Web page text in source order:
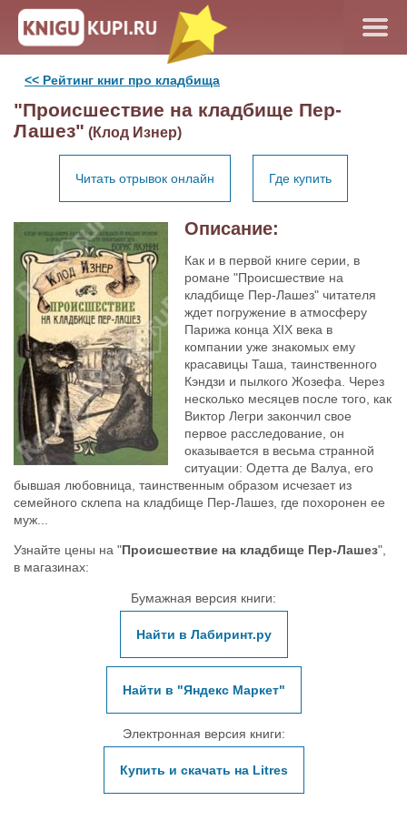
<< Рейтинг книг про кладбища
"Происшествие на кладбище Пер-
Лашез" (Клод Изнер)
Читать отрывок онлайн Где купить
Описание:
Как и в первой книге серии, в
романе "Происшествие на
кладбище Пер-Лашез" читателя
ждет погружение в атмосферу
Парижа конца XIX века в
компании уже знакомых ему
красавицы Таша, таинственного
Кэндзи и пылкого Жозефа. Через
несколько месяцев после того, как
Виктор Легри закончил свое
первое расследование, он
оказывается в весьма странной
ситуации: Одетта де Валуа, его
бывшая любовница, таинственным образом исчезает из
семейного склепа на кладбище Пер-Лашез, где похоронен ее
муж...
Узнайте цены на "Происшествие на кладбище Пер-Лашез",
в магазинах:
Бумажная версия книги:
Найти в Лабиринт.ру
Найти в "Яндекс Маркет"
Электронная версия книги:
Купить и скачать на Litres